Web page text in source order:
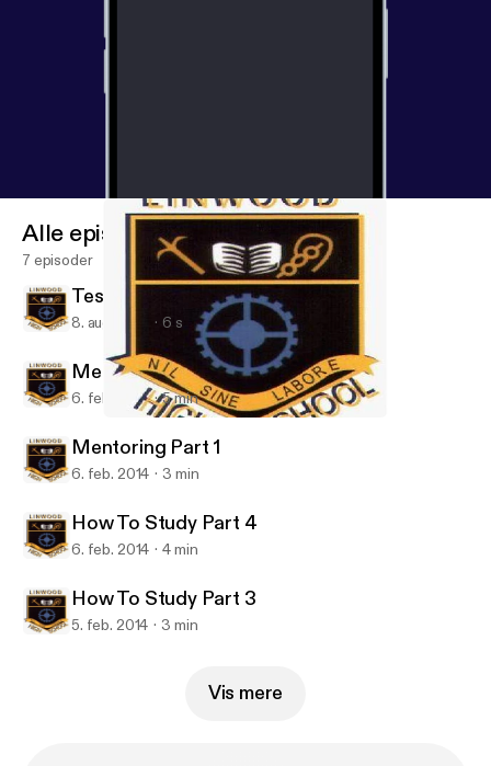
LinwoodHS
Alle episoder
7 episoder
Test Podcast S5-S6
8. aug. 2014 6 s
Mentoring Part 2
6. feb. 2014 5 min
Mentoring Part 1
6. feb. 2014 3 min
How To Study Part 4
6. feb. 2014 4 min
How To Study Part 3
5. feb. 2014 3 min
Vis mere